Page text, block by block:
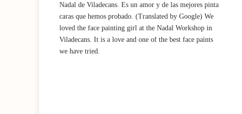
Nadal de Viladecans. Es un amor y de las mejores pinta
caras que hemos probado. (Translated by Google) We
loved the face painting girl at the Nadal Workshop in
Viladecans. It is a love and one of the best face paints
we have tried.